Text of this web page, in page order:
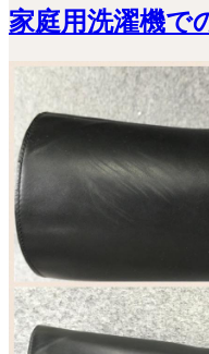
家庭用洗濯機で